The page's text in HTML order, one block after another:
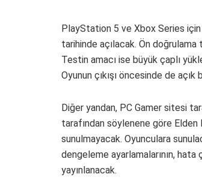
PlayStation 5 ve Xbox Series
tarihinde açılacak. Ön
Testin amacı ise büyük çaplı
Oyunun çıkışı öncesinde de
Diğer yandan, PC Gamer sitesi
tarafından söylenene göre
sunulmayacak. Oyunculara
dengeleme ayarlamalarının,
yayınlanacak.